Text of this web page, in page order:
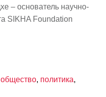
– основатель научно-
SIKHA Foundation
общество, политика,